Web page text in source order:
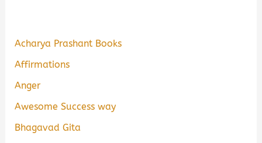
Acharya Prashant Books
Affirmations
Anger
Awesome Success way
Bhagavad Gita